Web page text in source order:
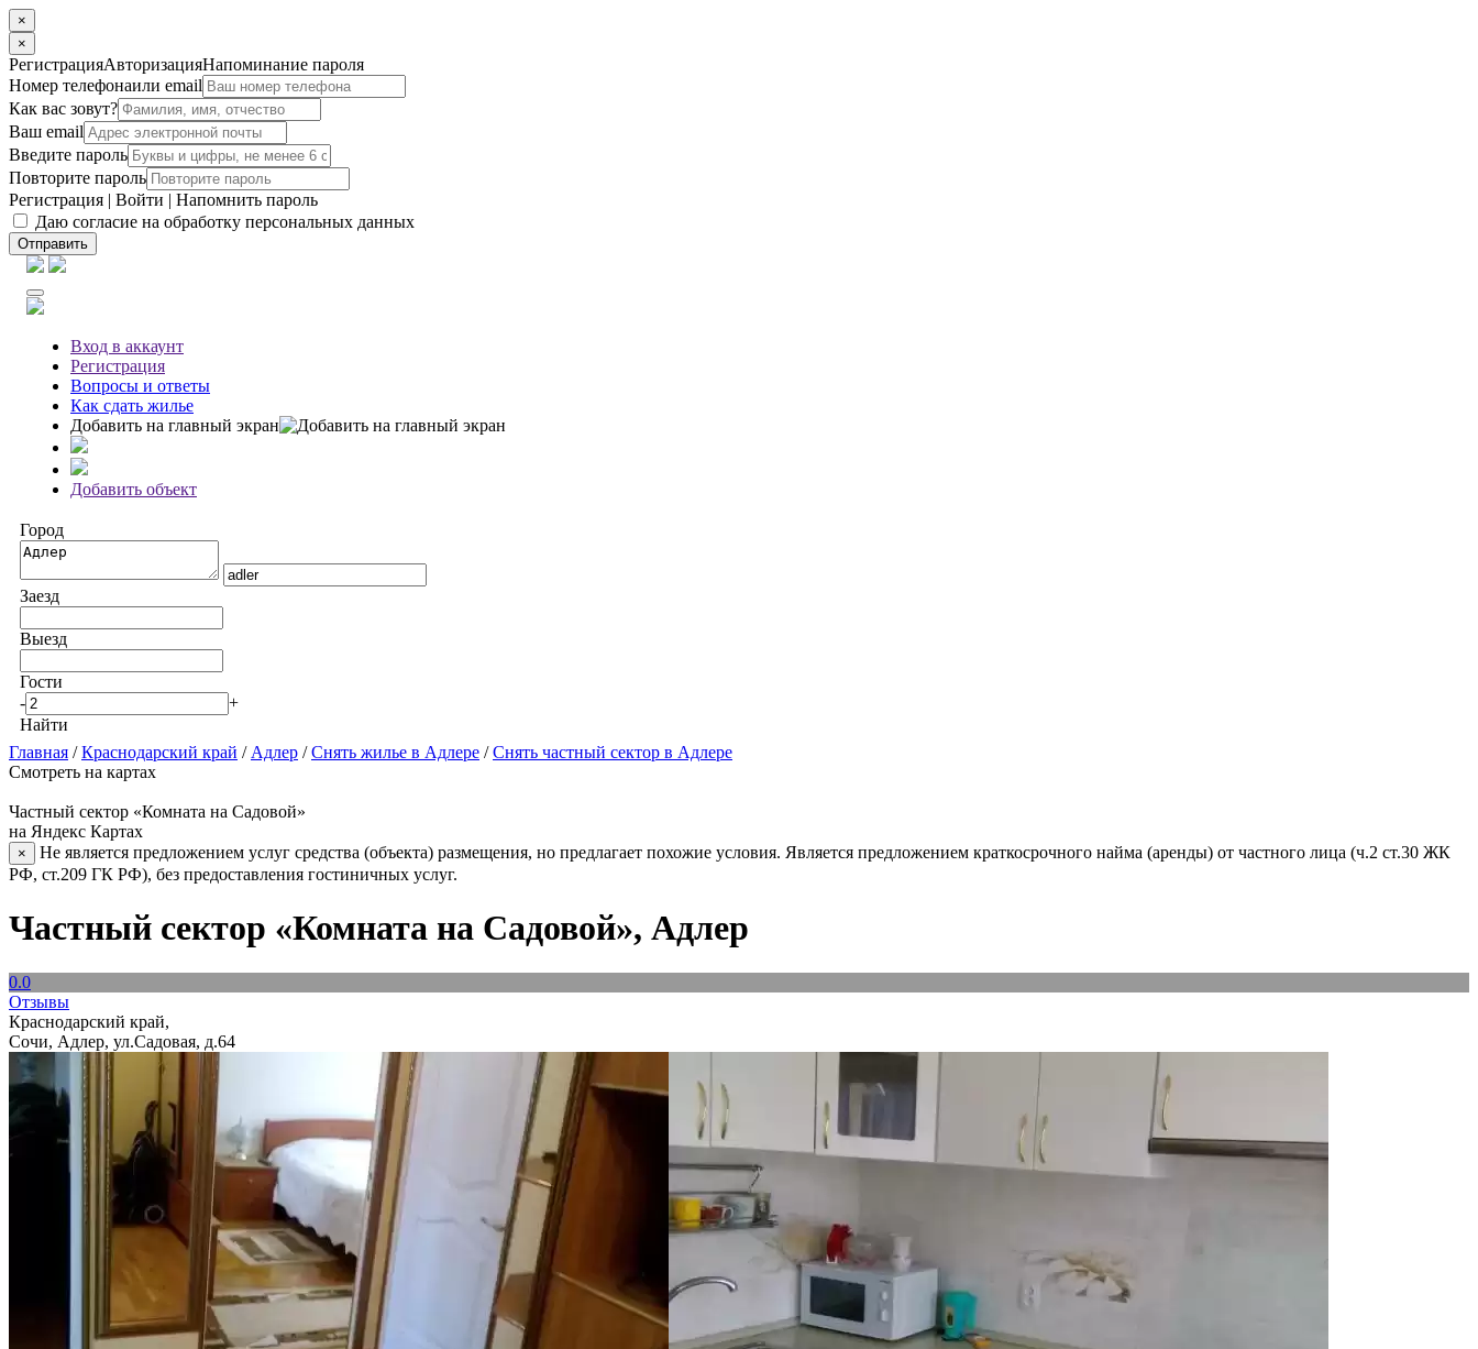
×
×
РегистрацияАвторизацияНапоминание пароля
Номер телефонаили email
Как вас зовут?
Ваш email
Введите пароль
Повторите пароль
Регистрация | Войти | Напомнить пароль
Даю согласие на обработку персональных данных
Отправить
Вход в аккаунт
Регистрация
Вопросы и ответы
Как сдать жилье
Добавить на главный экран
Добавить объект
Город
Заезд
Выезд
Гости
-
+
Найти
Главная /Краснодарский край / Адлер /Снять жилье в Адлере /Снять частный сектор в Адлере
Смотреть на картах
Частный сектор «Комната на Садовой»
на Яндекс Картах
×
Не является предложением услуг средства (объекта) размещения, но предлагает похожие условия. Является предложением краткосрочного найма (аренды) от частного лица (ч.2 ст.30 ЖК
РФ, ст.209 ГК РФ), без предоставления гостиничных услуг.
Частный сектор «Комната на Садовой», Адлер
0.0
Отзывы
Краснодарский край,
Сочи, Адлер, ул.Садовая, д.64